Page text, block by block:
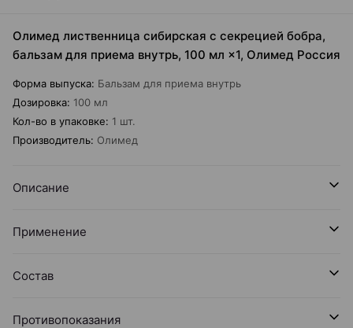
Олимед лиственница сибирская с секрецией бобра,
бальзам для приема внутрь, 100 мл ×1, Олимед Россия
Форма выпуска: Бальзам для приема внутрь
Дозировка: 100 мл
Кол-во в упаковке: 1 шт.
Производитель: Олимед
Описание
Применение
Состав
Противопоказания